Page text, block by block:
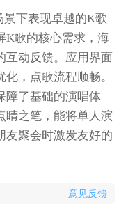
下表现卓越的K歌
K歌的核心需求，海
互动反馈。应用界面
，点歌流程顺畅。
障了基础的演唱体
睛之笔，能将单人演
友聚会时激发友好的
意见反馈